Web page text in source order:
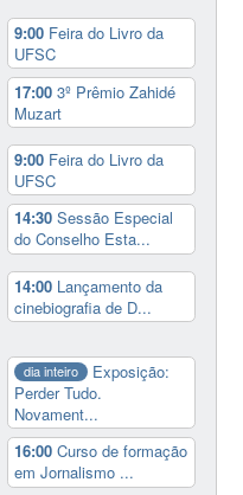
9:00 Feira do Livro da
UFSC
17:003º Prêmio Zahidé
Muzart
9:00 Feira do Livro da
UFSC
14:30Sessão Especial
do Conselho Esta...
14:00 Lançamento da
cinebiografia de D...
dia inteiro
Exposição:
Perder Tudo.
Novament...
16:00Curso de formação
em Jornalismo ...